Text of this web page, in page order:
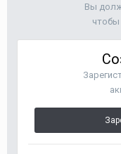
Вы
чтобы